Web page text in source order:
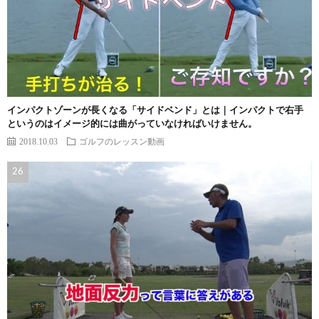
インパクトゾーンが長くなる「サイドベンド」とは｜インパクトで右手
というのはイメージ的には曲がっていなければいけません。
2018.10.03 ゴルフのレッスン動画